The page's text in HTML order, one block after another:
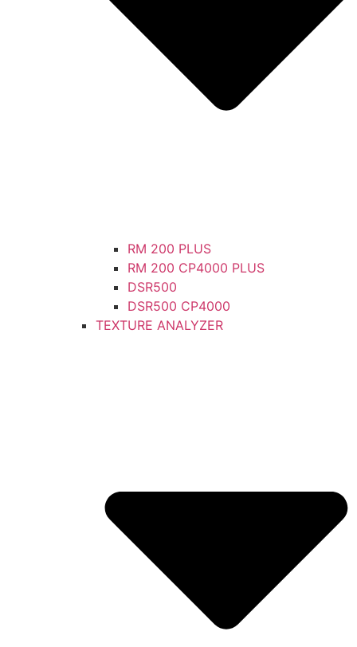
RM 200 PLUS
RM 200 CP4000 PLUS
DSR500
DSR500 CP4000
TEXTURE ANALYZER